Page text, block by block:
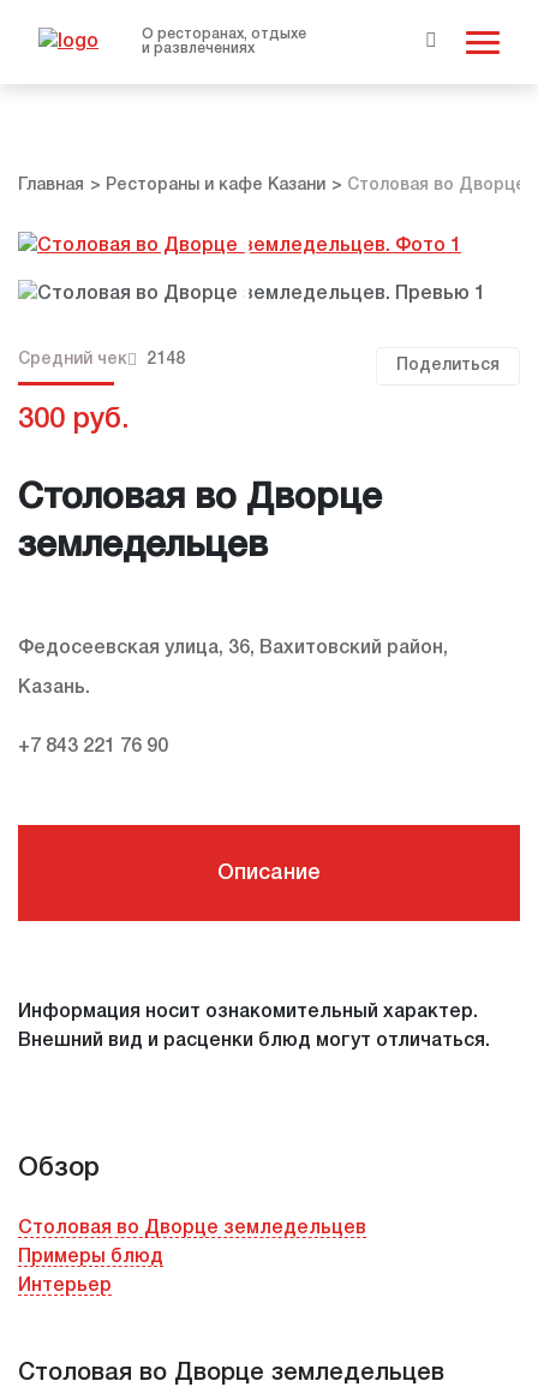
О ресторанах, отдыхе
и развлечениях
Главная Рестораны и кафе Казани Столовая во Дворце
Средний чек 2148
300 руб.
Поделиться
Столовая во Дворце
земледельцев
Федосеевская улица, 36, Вахитовский район,
Казань.
+7 843 221 76 90
Описание
Информация носит ознакомительный характер.
Внешний вид и расценки блюд могут отличаться.
Обзор
Столовая во Дворце земледельцев
Примеры блюд
Интерьер
Столовая во Дворце земледельцев